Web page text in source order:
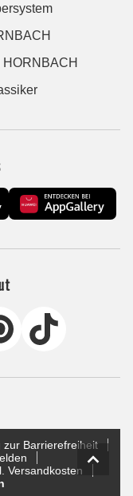
HORNBACH
zur Barrierefreiheit
Versandkosten